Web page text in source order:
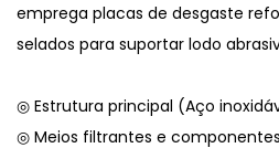
emprega placas de desgaste
selados para suportar lodo
◎ Estrutura principal (Aço
◎ Meios filtrantes e